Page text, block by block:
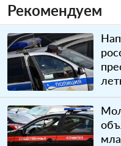
Рекомендуем